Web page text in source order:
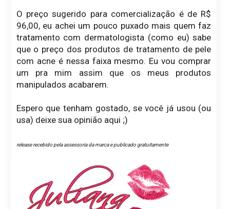
O preço sugerido para comercialização é de R$
96,00, eu achei um pouco puxado mais quem faz
tratamento com dermatologista (como eu) sabe
que o preço dos produtos de tratamento de pele
com acne é nessa faixa mesmo. Eu vou comprar
um pra mim assim que os meus produtos
manipulados acabarem.
Espero que tenham gostado, se você já usou (ou
usa) deixe sua opinião aqui ;)
release recebido pela assessoria da marca e publicado gratuitamente